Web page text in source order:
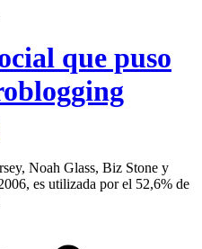
que puso
Noah Glass, Biz Stone y
es utilizada por el 52,6% de